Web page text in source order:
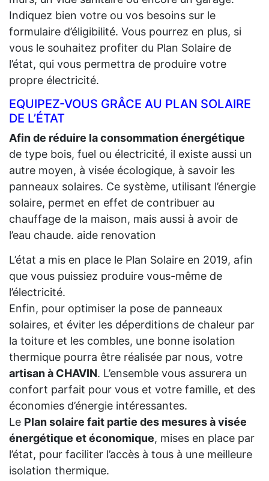
Indiquez bien votre ou vos besoins sur le
formulaire d’éligibilité. Vous pourrez en plus, si
vous le souhaitez profiter du Plan Solaire de
l’état, qui vous permettra de produire votre
propre électricité.
EQUIPEZ-VOUS GRÂCE AU PLAN SOLAIRE
DE L’ÉTAT
Afin de réduire la consommation énergétique
de type bois, fuel ou électricité, il existe aussi un
autre moyen, à visée écologique, à savoir les
panneaux solaires. Ce système, utilisant l’énergie
solaire, permet en effet de contribuer au
chauffage de la maison, mais aussi à avoir de
l’eau chaude. aide renovation
L’état a mis en place le Plan Solaire en 2019, afin
que vous puissiez produire vous-même de
l’électricité.
Enfin, pour optimiser la pose de panneaux
solaires, et éviter les déperditions de chaleur par
la toiture et les combles, une bonne isolation
thermique pourra être réalisée par nous, votre
artisan à CHAVIN. L’ensemble vous assurera un
confort parfait pour vous et votre famille, et des
économies d’énergie intéressantes.
Le Plan solaire fait partie des mesures à visée
énergétique et économique, mises en place par
l’état, pour faciliter l’accès à tous à une meilleure
isolation thermique.